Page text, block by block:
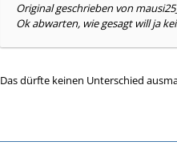
Original geschrieben von
Ok abwarten, wie gesagt will ja
Das dürfte keinen Unterschied